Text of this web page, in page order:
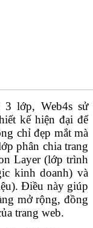
lớp, Web4s sử
kế hiện đại để
chỉ đẹp mắt mà
phân chia trang
Layer (lớp trình
kinh doanh) và
Điều này giúp
mở rộng, đồng
trang web.